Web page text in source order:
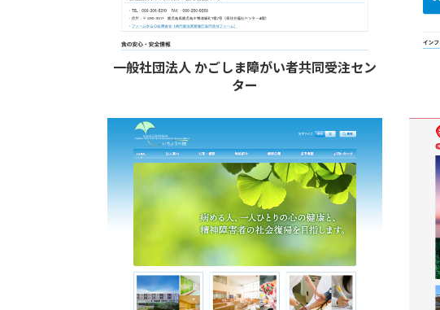
一般社団法人 かごしま障がい者共同受注セン
ター